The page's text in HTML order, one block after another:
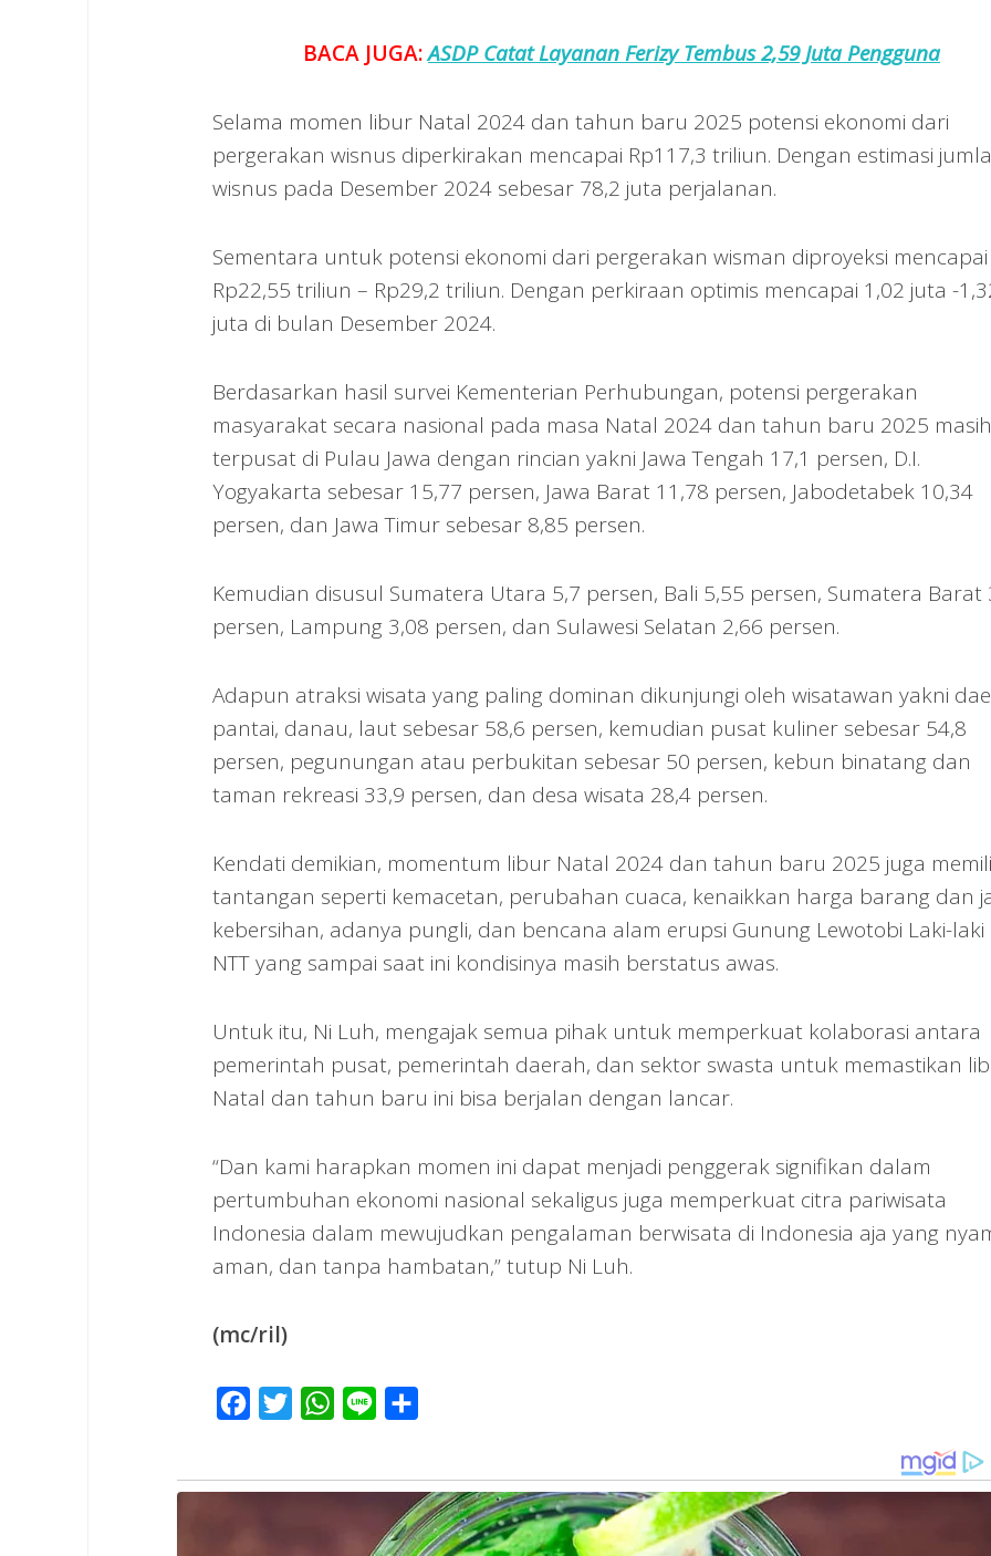
BACA JUGA:ASDP Catat Layanan Ferizy Tembus 2,59 Juta Pengguna
Selama momen libur Natal 2024 dan tahun baru 2025 potensi ekonomi dari
pergerakan wisnus diperkirakan mencapai Rp117,3 triliun. Dengan estimasi
wisnus pada Desember 2024 sebesar 78,2 juta perjalanan.
Sementara untuk potensi ekonomi dari pergerakan wisman diproyeksi mencapai
Rp22,55 triliun – Rp29,2 triliun. Dengan perkiraan optimis mencapai 1,02 juta -
juta di bulan Desember 2024.
Berdasarkan hasil survei Kementerian Perhubungan, potensi pergerakan
masyarakat secara nasional pada masa Natal 2024 dan tahun baru 2025 masih
terpusat di Pulau Jawa dengan rincian yakni Jawa Tengah 17,1 persen, D.I.
Yogyakarta sebesar 15,77 persen, Jawa Barat 11,78 persen, Jabodetabek 10,34
persen, dan Jawa Timur sebesar 8,85 persen.
Kemudian disusul Sumatera Utara 5,7 persen, Bali 5,55 persen, Sumatera Barat
persen, Lampung 3,08 persen, dan Sulawesi Selatan 2,66 persen.
Adapun atraksi wisata yang paling dominan dikunjungi oleh wisatawan yakni
pantai, danau, laut sebesar 58,6 persen, kemudian pusat kuliner sebesar 54,8
persen, pegunungan atau perbukitan sebesar 50 persen, kebun binatang dan
taman rekreasi 33,9 persen, dan desa wisata 28,4 persen.
Kendati demikian, momentum libur Natal 2024 dan tahun baru 2025 juga
tantangan seperti kemacetan, perubahan cuaca, kenaikkan harga barang dan
kebersihan, adanya pungli, dan bencana alam erupsi Gunung Lewotobi Laki-laki
NTT yang sampai saat ini kondisinya masih berstatus awas.
Untuk itu, Ni Luh, mengajak semua pihak untuk memperkuat kolaborasi antara
pemerintah pusat, pemerintah daerah, dan sektor swasta untuk memastikan
Natal dan tahun baru ini bisa berjalan dengan lancar.
“Dan kami harapkan momen ini dapat menjadi penggerak signifikan dalam
pertumbuhan ekonomi nasional sekaligus juga memperkuat citra pariwisata
Indonesia dalam mewujudkan pengalaman berwisata di Indonesia aja yang
aman, dan tanpa hambatan,” tutup Ni Luh.
(mc/ril)
Facebook
Twitter WhatsApp
Line